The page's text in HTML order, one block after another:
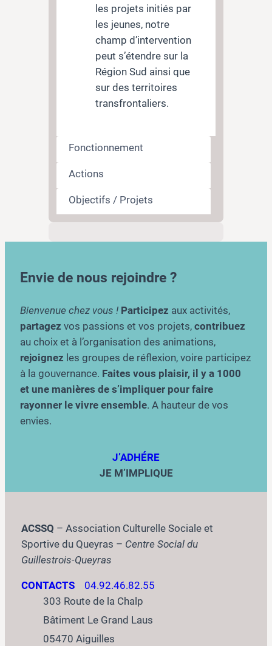
les projets initiés par
les jeunes, notre
champ d’intervention
peut s’étendre sur la
Région Sud ainsi que
sur des territoires
transfrontaliers.
Fonctionnement
Actions
Objectifs / Projets
Envie de nous rejoindre ?
Bienvenue chez vous ! Participez aux activités,
partagez vos passions et vos projets, contribuez
au choix et à l’organisation des animations,
rejoignez les groupes de réflexion, voire participez
à la gouvernance. Faites vous plaisir, il y a 1000
et une manières de s’impliquer pour faire
rayonner le vivre ensemble. A hauteur de vos
envies.
J’ADHÉRE
JE M’IMPLIQUE
ACSSQ – Association Culturelle Sociale et
Sportive du Queyras – Centre Social du
Guillestrois-Queyras
CONTACTS
04.92.46.82.55
303 Route de la Chalp
Bâtiment Le Grand Laus
05470 Aiguilles